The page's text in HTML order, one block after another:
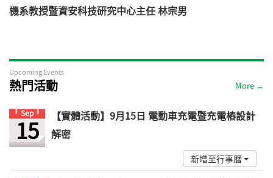
機系教授暨資安科技研究中心主任 林宗男
Upcoming Events
熱門活動 More →
Sep
15
【實體活動】9月15日 電動車充電暨充電樁設計
解密
新增至行事曆